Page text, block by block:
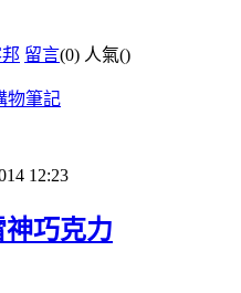
留言(0) 人氣()
物筆記
12:23
巧克力